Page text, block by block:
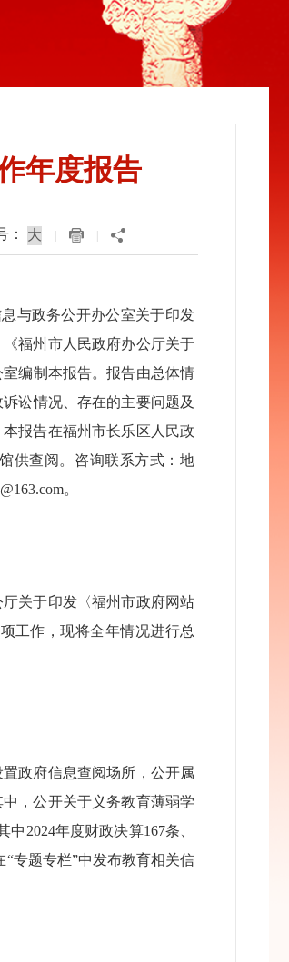
年度报告
：
与政务公开办公室关于印发
福州市人民政府办公厅关于
编制本报告。报告由总体情
讼情况、存在的主要问题及
报告在福州市长乐区人民政
供查阅。咨询联系方式：地
。
关于印发〈福州市政府网站
工作，现将全年情况进行总
政府信息查阅场所，公开属
，公开关于义务教育薄弱学
2024年度财政决算167条、
专题专栏”中发布教育相关信